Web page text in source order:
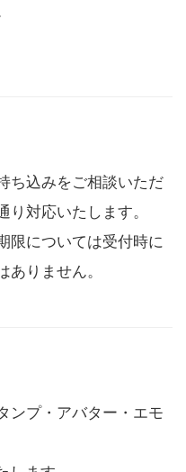
ち込みをご相談いただ
対応いたします。
限については受付時に
りません。
ンプ・アバター・エモ